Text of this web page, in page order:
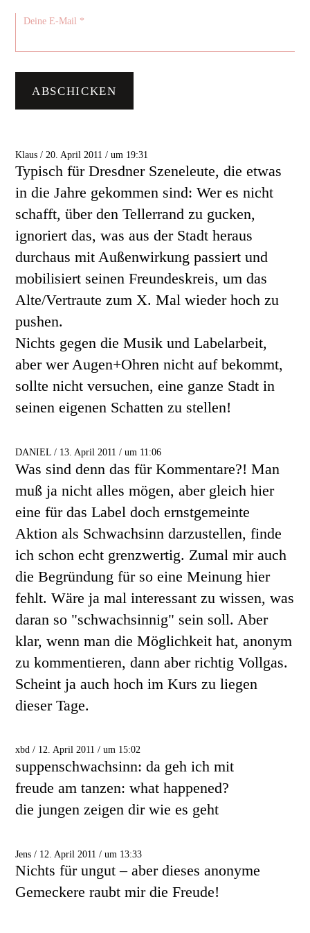
Klaus / 20. April 2011 / um 19:31
Typisch für Dresdner Szeneleute, die etwas
in die Jahre gekommen sind: Wer es nicht
schafft, über den Tellerrand zu gucken,
ignoriert das, was aus der Stadt heraus
durchaus mit Außenwirkung passiert und
mobilisiert seinen Freundeskreis, um das
Alte/Vertraute zum X. Mal wieder hoch zu
pushen.
Nichts gegen die Musik und Labelarbeit,
aber wer Augen+Ohren nicht auf bekommt,
sollte nicht versuchen, eine ganze Stadt in
seinen eigenen Schatten zu stellen!
DANIEL / 13. April 2011 / um 11:06
Was sind denn das für Kommentare?! Man
muß ja nicht alles mögen, aber gleich hier
eine für das Label doch ernstgemeinte
Aktion als Schwachsinn darzustellen, finde
ich schon echt grenzwertig. Zumal mir auch
die Begründung für so eine Meinung hier
fehlt. Wäre ja mal interessant zu wissen, was
daran so "schwachsinnig" sein soll. Aber
klar, wenn man die Möglichkeit hat, anonym
zu kommentieren, dann aber richtig Vollgas.
Scheint ja auch hoch im Kurs zu liegen
dieser Tage.
xbd / 12. April 2011 / um 15:02
suppenschwachsinn: da geh ich mit
freude am tanzen: what happened?
die jungen zeigen dir wie es geht
Jens / 12. April 2011 / um 13:33
Nichts für ungut – aber dieses anonyme
Gemeckere raubt mir die Freude!